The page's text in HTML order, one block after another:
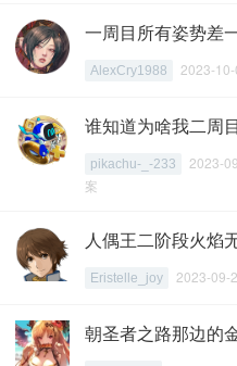
一周目所有姿势差
AlexCry1988 2023-
谁知道为啥我二周
pikachu-_-233
2023-
案
人偶王二阶段火焰
Eristelle_joy 2023-09-
朝圣者之路那边的